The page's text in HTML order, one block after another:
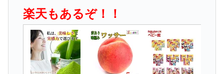
楽天もあるぞ！！